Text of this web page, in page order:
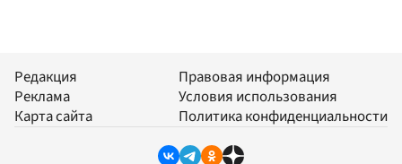
Редакция
Реклама
Карта сайта
Правовая информация
Условия использования
Политика конфиденциальности